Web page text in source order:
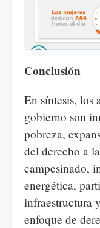
Conclusión
En síntesis, los
gobierno son
pobreza,
del derecho a
campesinado,
energética,
infraestructura
enfoque de